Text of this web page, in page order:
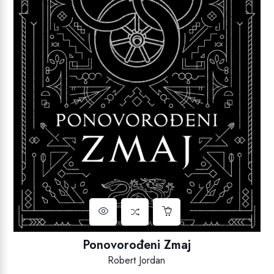
Ponovorođeni Zmaj
Robert Jordan